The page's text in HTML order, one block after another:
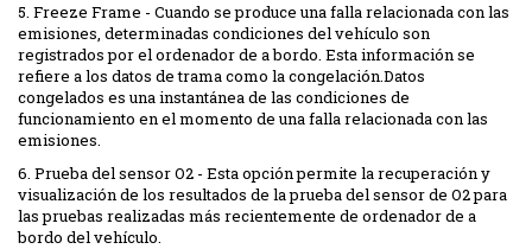
5. Freeze Frame - Cuando se produce una falla relacionada con las
emisiones, determinadas condiciones del vehículo son
registrados por el ordenador de a bordo. Esta información se
refiere a los datos de trama como la congelación.Datos
congelados es una instantánea de las condiciones de
funcionamiento en el momento de una falla relacionada con las
emisiones.
6. Prueba del sensor O2 - Esta opción permite la recuperación y
visualización de los resultados de la prueba del sensor de O2 para
las pruebas realizadas más recientemente de ordenador de a
bordo del vehículo.